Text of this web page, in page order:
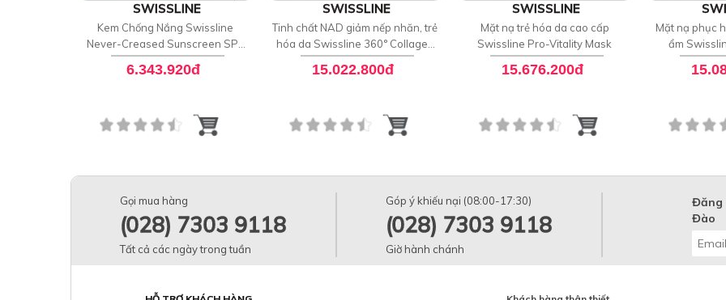
SWISSLINE
Kem Chống Nắng Swissline
Never-Creased Sunscreen SPF
50 PA++++
6.343.920đ
SWISSLINE
Tinh chất NAD giảm nếp nhăn, trẻ
hóa da Swissline 360° Collagen
Night Concentrate
15.022.800đ
SWISSLINE
Mặt nạ trẻ hóa da cao cấp
Swissline Pro-Vitality Mask
15.676.200đ
Mặt nạ phục
ẩm
Treatment
Gọi mua hàng
(028) 7303 9118
Tất cả các ngày trong tuần
Góp ý khiếu nại (08:00-17:30)
(028) 7303 9118
Giờ hành chánh
Đăng
Đào